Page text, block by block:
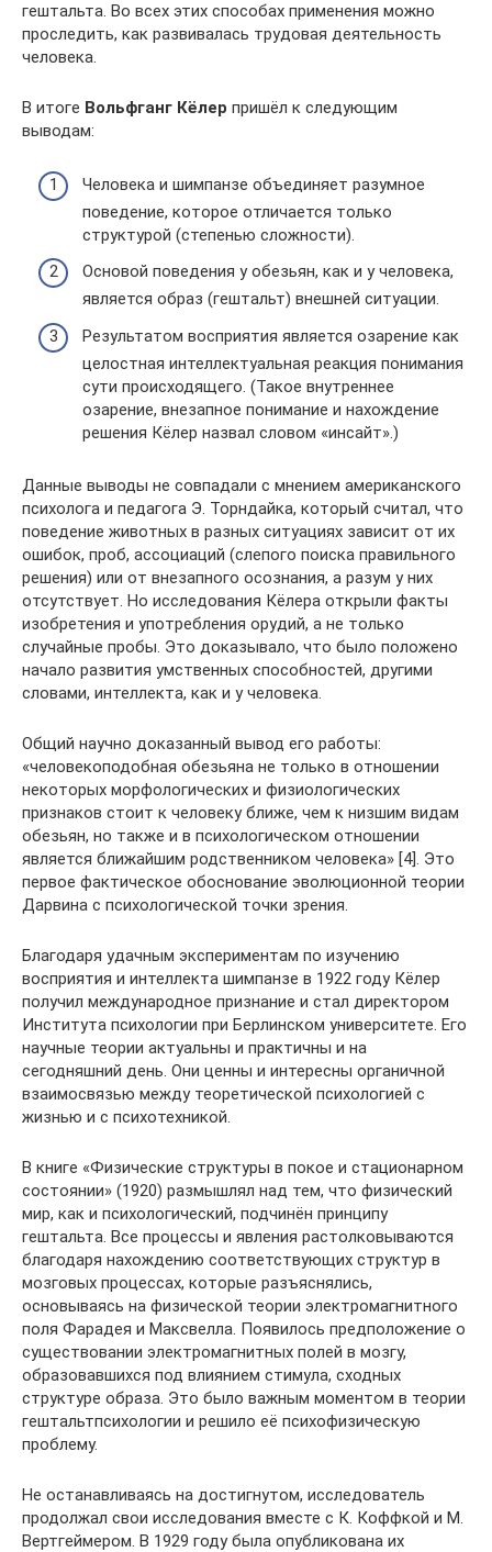
гештальта. Во всех этих способах применения можно
проследить, как развивалась трудовая деятельность
человека.
В итоге Вольфганг Кёлер пришёл к следующим
выводам:
Человека и шимпанзе объединяет разумное
поведение, которое отличается только
структурой (степенью сложности).
Основой поведения у обезьян, как и у человека,
является образ (гештальт) внешней ситуации.
Результатом восприятия является озарение как
целостная интеллектуальная реакция понимания
сути происходящего. (Такое внутреннее
озарение, внезапное понимание и нахождение
решения Кёлер назвал словом «инсайт».)
Данные выводы не совпадали с мнением американского
психолога и педагога Э. Торндайка, который считал, что
поведение животных в разных ситуациях зависит от их
ошибок, проб, ассоциаций (слепого поиска правильного
решения) или от внезапного осознания, а разум у них
отсутствует. Но исследования Кёлера открыли факты
изобретения и употребления орудий, а не только
случайные пробы. Это доказывало, что было положено
начало развития умственных способностей, другими
словами, интеллекта, как и у человека.
Общий научно доказанный вывод его работы:
«человекоподобная обезьяна не только в отношении
некоторых морфологических и физиологических
признаков стоит к человеку ближе, чем к низшим видам
обезьян, но также и в психологическом отношении
является ближайшим родственником человека» [4]. Это
первое фактическое обоснование эволюционной теории
Дарвина с психологической точки зрения.
Благодаря удачным экспериментам по изучению
восприятия и интеллекта шимпанзе в 1922 году Кёлер
получил международное признание и стал директором
Института психологии при Берлинском университете. Его
научные теории актуальны и практичны и на
сегодняшний день. Они ценны и интересны органичной
взаимосвязью между теоретической психологией с
жизнью и с психотехникой.
В книге «Физические структуры в покое и стационарном
состоянии» (1920) размышлял над тем, что физический
мир, как и психологический, подчинён принципу
гештальта. Все процессы и явления растолковываются
благодаря нахождению соответствующих структур в
мозговых процессах, которые разъяснялись,
основываясь на физической теории электромагнитного
поля Фарадея и Максвелла. Появилось предположение о
существовании электромагнитных полей в мозгу,
образовавшихся под влиянием стимула, сходных
структуре образа. Это было важным моментом в теории
гештальтпсихологии и решило её психофизическую
проблему.
Не останавливаясь на достигнутом, исследователь
продолжал свои исследования вместе с К. Коффкой и М.
Вертгеймером. В 1929 году была опубликована их